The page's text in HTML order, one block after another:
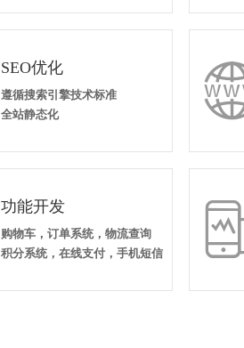
SEO优化
遵循搜索引擎技术标准
全站静态化
功能开发
购物车，订单系统，物流查询
积分系统，在线支付，手机短信